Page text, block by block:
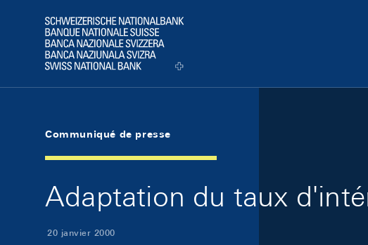
Logo
Communiqué de presse
Adaptation du taux
20 janvier 2000